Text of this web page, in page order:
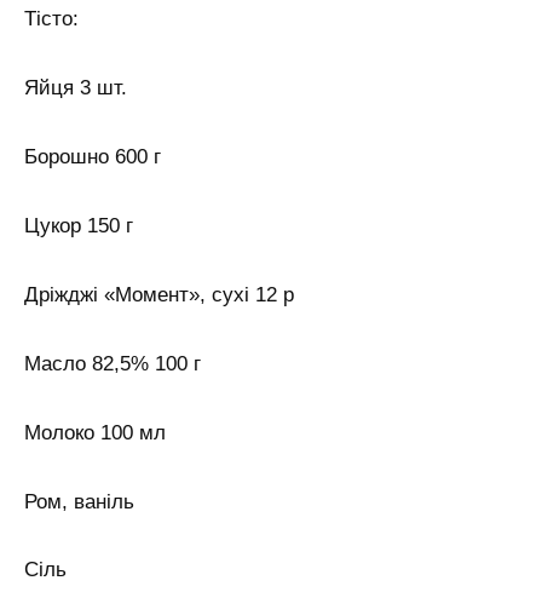
Тісто:
Яйця 3 шт.
Борошно 600 г
Цукор 150 г
Дріжджі «Момент», сухі 12 р
Масло 82,5% 100 г
Молоко 100 мл
Ром, ваніль
Сіль